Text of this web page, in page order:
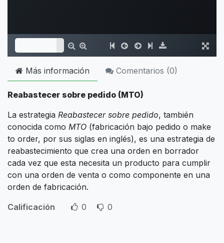
Más información Comentarios (0)
Reabastecer sobre pedido (MTO)
La estrategia Reabastecer sobre pedido, también
conocida como MTO (fabricación bajo pedido o make
to order, por sus siglas en inglés), es una estrategia de
reabastecimiento que crea una orden en borrador
cada vez que esta necesita un producto para cumplir
con una orden de venta o como componente en una
orden de fabricación.
Calificación
0 0